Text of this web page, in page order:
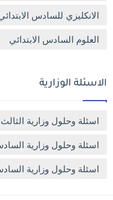
الانكليزي للسادس
العلوم السادس الابتدائي
الاسئلة الوزارية
اسئلة وحلول وزارية
اسئلة وحلول وزارية
اسئلة وحلول وزارية